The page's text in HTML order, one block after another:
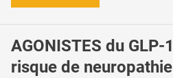
AGONISTES du GLP-
risque de